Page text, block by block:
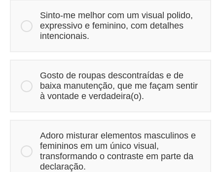
Sinto-me melhor com um visual polido,
expressivo e feminino, com detalhes
intencionais.
Gosto de roupas descontraídas e de
baixa manutenção, que me façam sentir
à vontade e verdadeira(o).
Adoro misturar elementos masculinos e
femininos em um único visual,
transformando o contraste em parte da
declaração.